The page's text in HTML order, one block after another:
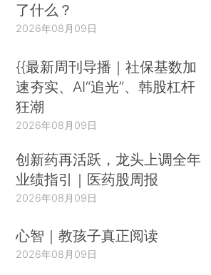
了什么？
2026年08月09日
{{最新周刊导播｜社保基数加
速夯实、AI“追光”、韩股杠杆
狂潮
2026年08月09日
创新药再活跃，龙头上调全年
业绩指引｜医药股周报
2026年08月09日
心智｜教孩子真正阅读
2026年08月09日